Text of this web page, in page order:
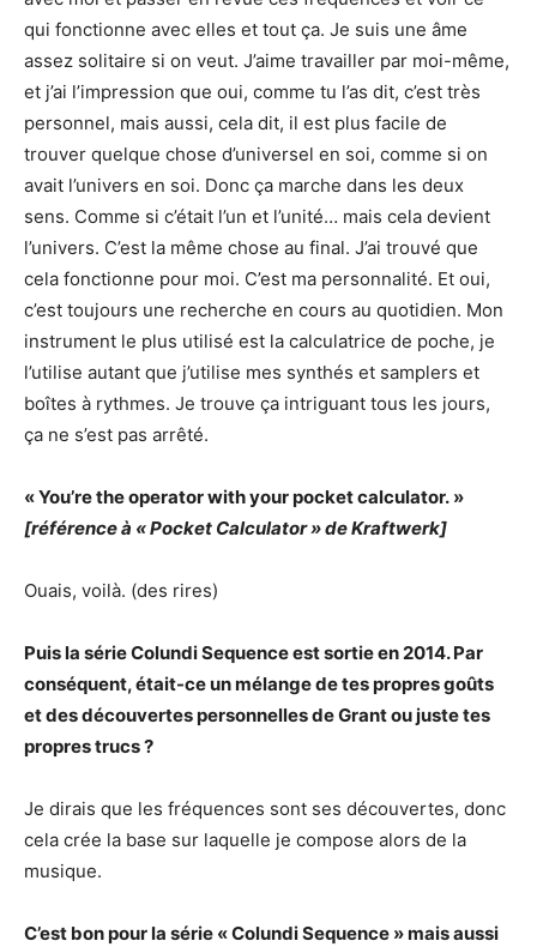
qui fonctionne avec elles et tout ça. Je suis une âme
assez solitaire si on veut. J’aime travailler par moi-même,
et j’ai l’impression que oui, comme tu l’as dit, c’est très
personnel, mais aussi, cela dit, il est plus facile de
trouver quelque chose d’universel en soi, comme si on
avait l’univers en soi. Donc ça marche dans les deux
sens. Comme si c’était l’un et l’unité… mais cela devient
l’univers. C’est la même chose au final. J’ai trouvé que
cela fonctionne pour moi. C’est ma personnalité. Et oui,
c’est toujours une recherche en cours au quotidien. Mon
instrument le plus utilisé est la calculatrice de poche, je
l’utilise autant que j’utilise mes synthés et samplers et
boîtes à rythmes. Je trouve ça intriguant tous les jours,
ça ne s’est pas arrêté.
« You’re the operator with your pocket calculator. »
[référence à « Pocket Calculator » de Kraftwerk]
Ouais, voilà. (des rires)
Puis la série Colundi Sequence est sortie en 2014. Par
conséquent, était-ce un mélange de tes propres goûts
et des découvertes personnelles de Grant ou juste tes
propres trucs ?
Je dirais que les fréquences sont ses découvertes, donc
cela crée la base sur laquelle je compose alors de la
musique.
C’est bon pour la série « Colundi Sequence » mais aussi